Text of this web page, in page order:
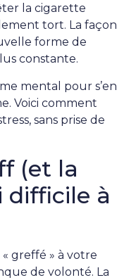
la cigarette
tort. La façon
forme de
constante.
mental pour s’en
Voici comment
sans prise de
(et la
difficile à
« greffé » à votre
de volonté. La